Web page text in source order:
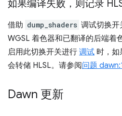
如果编译失败，则记录
借助 dump_shaders 调试切换开
WGSL 着色器和已翻译的后端着
启用此切换开关进行 调试 时，如
会转储 HLSL。请参阅问题
Dawn 更新